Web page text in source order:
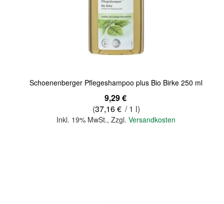
Schoenenberger Pflegeshampoo plus Bio Birke 250 ml
9,29 €
(37,16 € / 1 l)
Inkl. 19% MwSt.,Zzgl.Versandkosten